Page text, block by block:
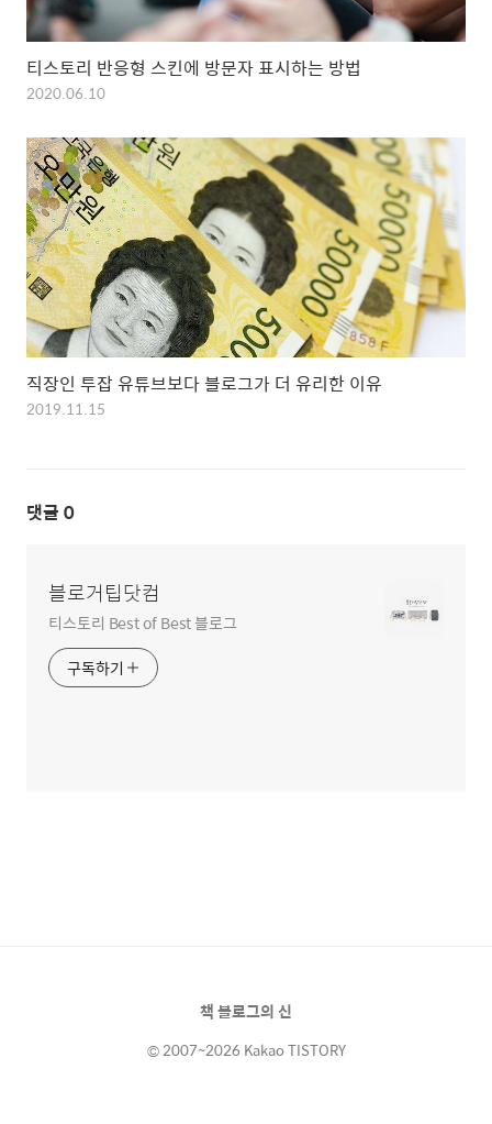
티스토리 반응형 스킨에 방문자 표시하는 방법
2020.06.10
직장인 투잡 유튜브보다 블로그가 더 유리한 이유
2019.11.15
댓글 0
블로거팁닷컴
티스토리 Best of Best 블로그
구독하기
책 블로그의 신
© 2007~2026 Kakao TISTORY